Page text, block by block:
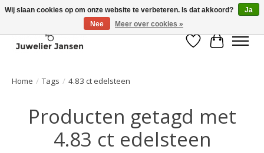
Verlanglijst
Home / Tags / 4.83 ct edelsteen
Producten getagd met
4.83 ct edelsteen
Wij slaan cookies op om onze website te verbeteren. Is dat akkoord?
Ja
Nee
Meer over cookies »